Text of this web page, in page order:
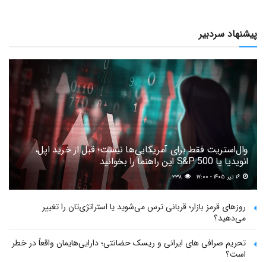
پیشنهاد سردبیر
وال‌استریت فقط برای آمریکایی‌ها نیست؛ قبل از خرید اپل،
انویدیا یا S&P 500 این راهنما را بخوانید
۲۳۸
روزهای قرمز بازار؛ قربانی ترس می‌شوید یا استراتژی‌تان را تغییر
می‌دهید؟
تحریم صرافی های ایرانی و ریسک حضانتی؛ دارایی‌هایمان واقعاً در خطر
است؟